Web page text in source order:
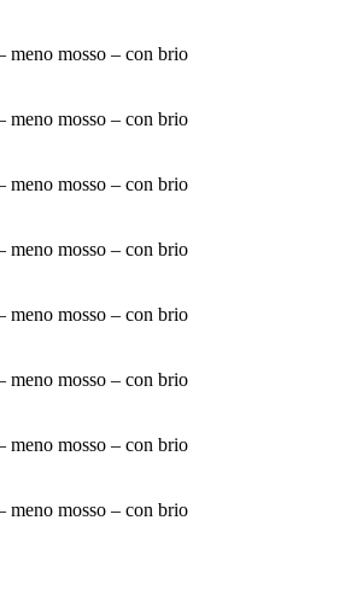
mosso – con brio
mosso – con brio
mosso – con brio
mosso – con brio
mosso – con brio
mosso – con brio
mosso – con brio
mosso – con brio